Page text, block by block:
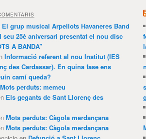
El grup musical Arpellots Havaneres Band
seu 25è aniversari presentat el nou disc
A BANDA”
Informació referent al nou Institut (IES
des Cardassar). En quina fase ens
camí queda?
Mots perduts: memeu
Els gegants de Sant Llorenç des
Mots perduts: Càgola merdançana
Mots perduts: Càgola merdançana